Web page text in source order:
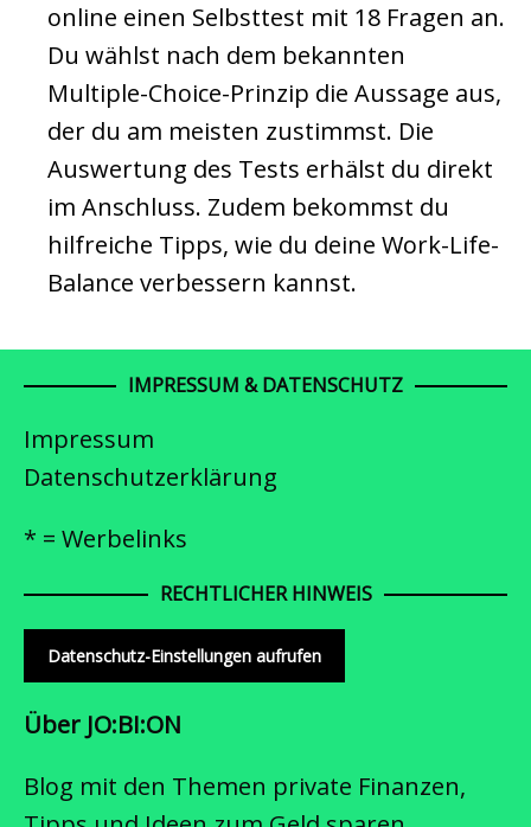
online einen Selbsttest mit 18 Fragen an.
Du wählst nach dem bekannten
Multiple-Choice-Prinzip die Aussage aus,
der du am meisten zustimmst. Die
Auswertung des Tests erhälst du direkt
im Anschluss. Zudem bekommst du
hilfreiche Tipps, wie du deine Work-Life-
Balance verbessern kannst.
IMPRESSUM & DATENSCHUTZ
Impressum
Datenschutzerklärung
* = Werbelinks
RECHTLICHER HINWEIS
Datenschutz-Einstellungen aufrufen
Über JO:BI:ON
Blog mit den Themen private Finanzen,